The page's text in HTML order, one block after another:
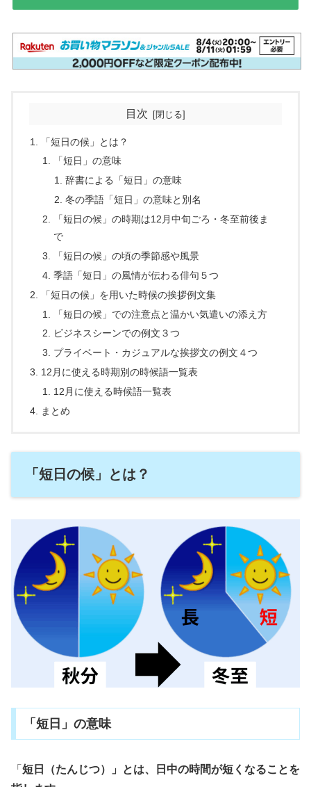
目次
「短日の候」とは？
「短日」の意味
辞書による「短日」の意味
冬の季語「短日」の意味と別名
「短日の候」の時期は12月中旬ごろ・冬至前後ま
で
「短日の候」の頃の季節感や風景
季語「短日」の風情が伝わる俳句５つ
「短日の候」を用いた時候の挨拶例文集
「短日の候」での注意点と温かい気遣いの添え方
ビジネスシーンでの例文３つ
プライベート・カジュアルな挨拶文の例文４つ
12月に使える時期別の時候語一覧表
12月に使える時候語一覧表
まとめ
「短日の候」とは？
「短日」の意味
「 短日（たんじつ）」とは、日中の時間が短くなることを